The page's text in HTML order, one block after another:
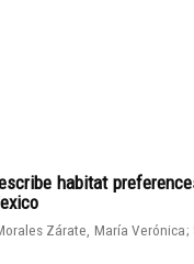
habitat
Zárate, María Verónica;